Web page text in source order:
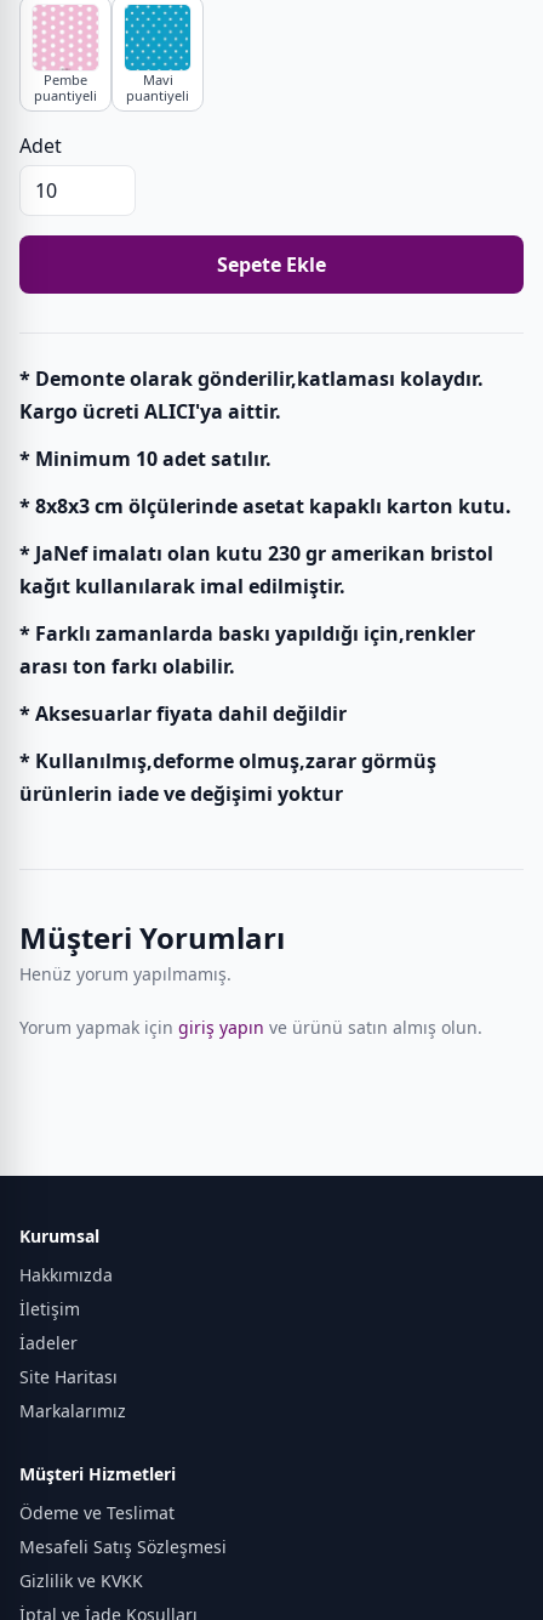
Pembe
puantiyeli
Mavi
puantiyeli
Adet
Sepete Ekle
* Demonte olarak gönderilir,katlaması kolaydır.
Kargo ücreti ALICI'ya aittir.
* Minimum 10 adet satılır.
* 8x8x3 cm ölçülerinde asetat kapaklı karton kutu.
* JaNef imalatı olan kutu 230 gr amerikan bristol
kağıt kullanılarak imal edilmiştir.
* Farklı zamanlarda baskı yapıldığı için,renkler
arası ton farkı olabilir.
* Aksesuarlar fiyata dahil değildir
* Kullanılmış,deforme olmuş,zarar görmüş
ürünlerin iade ve değişimi yoktur
Müşteri Yorumları
Henüz yorum yapılmamış.
Yorum yapmak için giriş yapın ve ürünü satın almış olun.
Kurumsal
Hakkımızda
İletişim
İadeler
Site Haritası
Markalarımız
Müşteri Hizmetleri
Ödeme ve Teslimat
Mesafeli Satış Sözleşmesi
Gizlilik ve KVKK
İptal ve İade Koşulları